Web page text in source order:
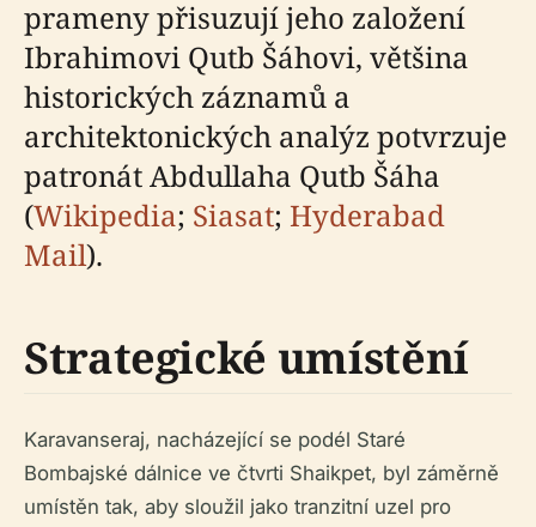
prameny přisuzují jeho založení
Ibrahimovi Qutb Šáhovi, většina
historických záznamů a
architektonických analýz potvrzuje
patronát Abdullaha Qutb Šáha
(Wikipedia; Siasat; Hyderabad
Mail).
Strategické umístění
Karavanseraj, nacházející se podél Staré
Bombajské dálnice ve čtvrti Shaikpet, byl záměrně
umístěn tak, aby sloužil jako tranzitní uzel pro